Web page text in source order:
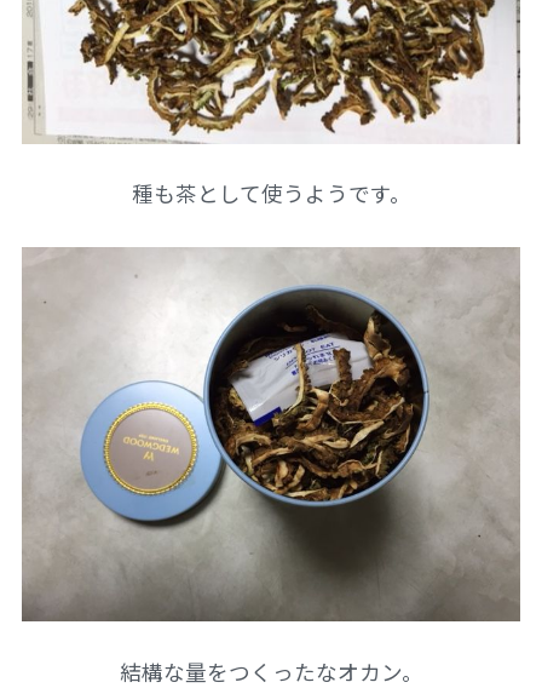
種も茶として使うようです。
結構な量をつくったなオカン。